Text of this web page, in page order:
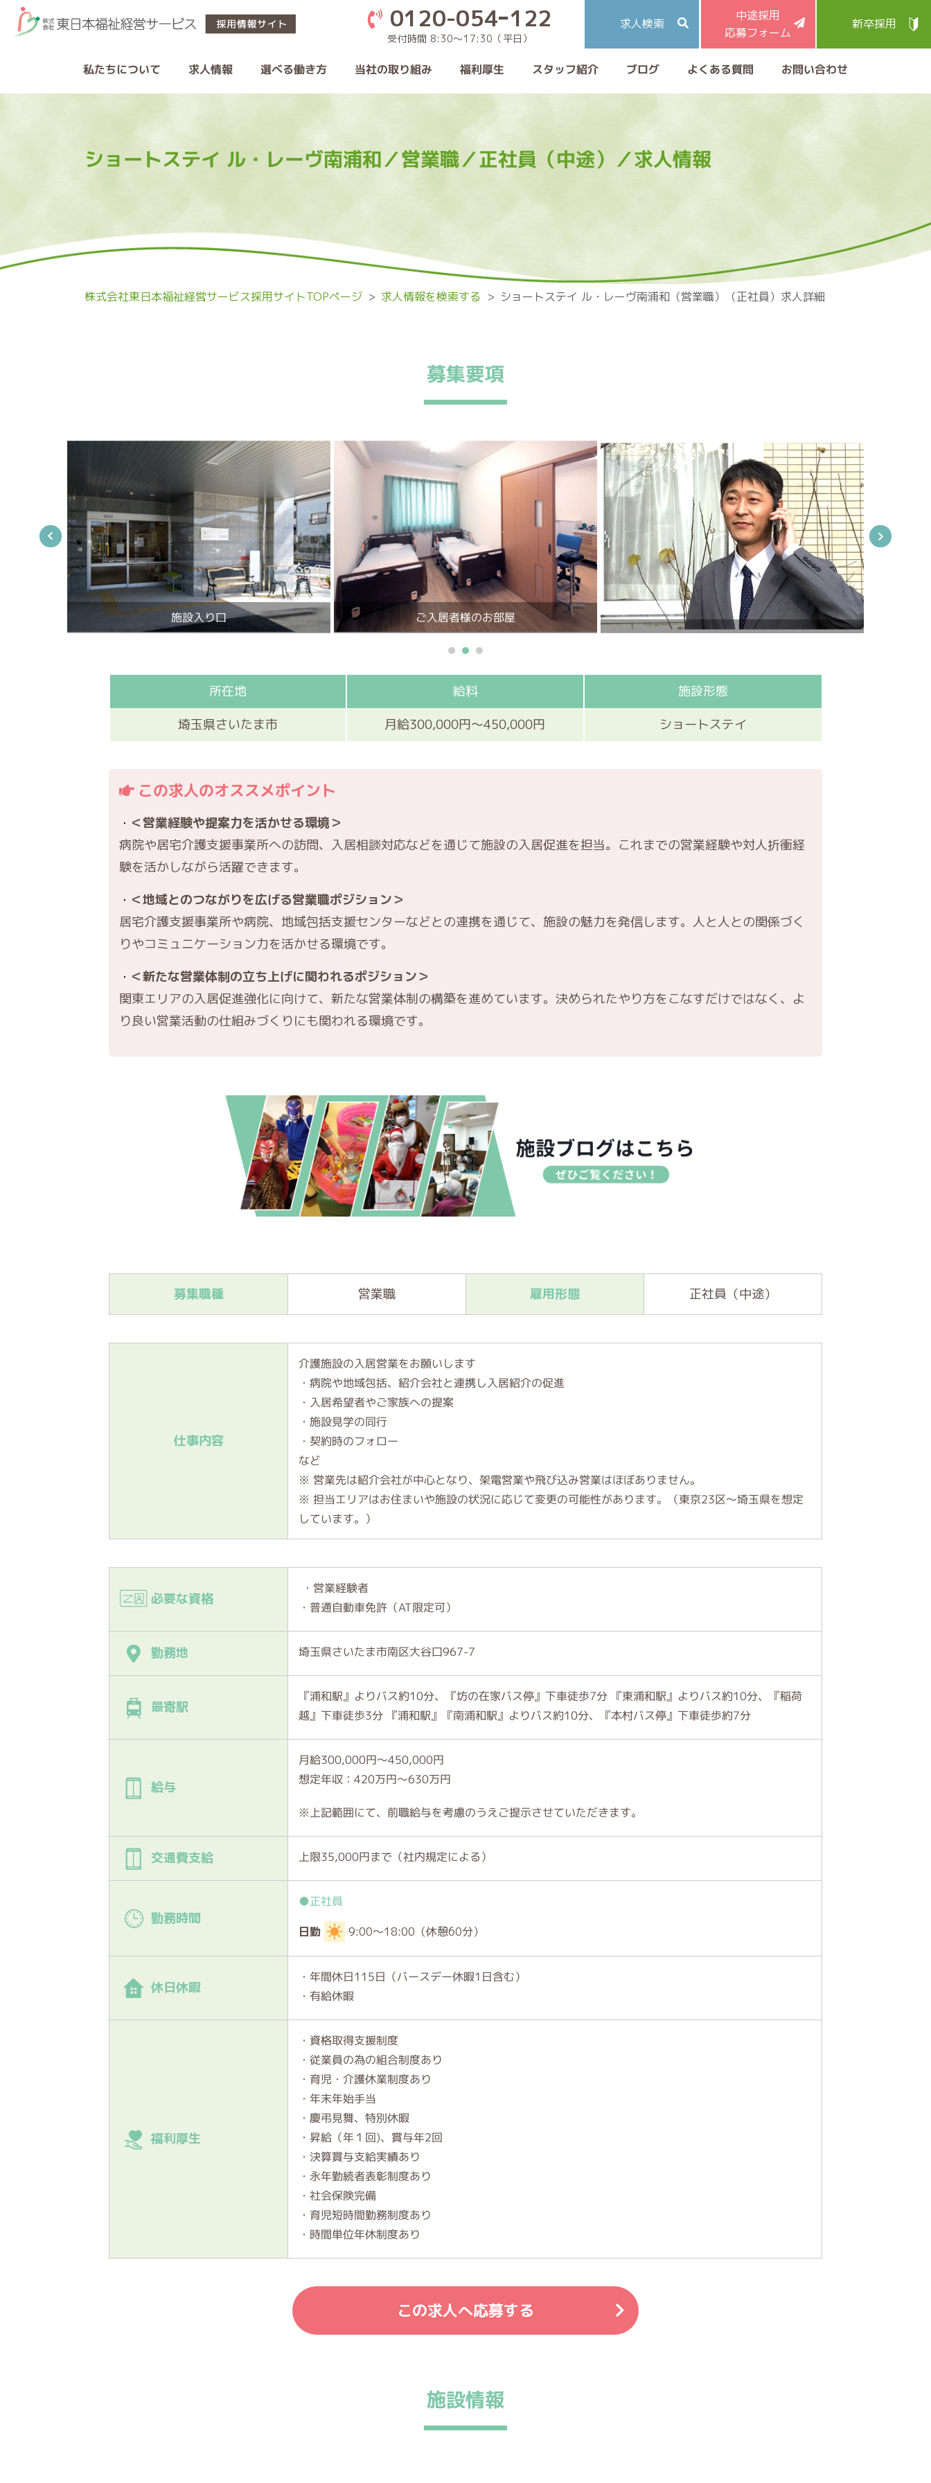
0120-054ｰ122
受付時間 8:30〜17:30（平日）
求人検索
中途採用
応募フォーム
新卒採用
私たちについて 求人情報 選べる働き方 当社の取り組み 福利厚生 スタッフ紹介 ブログ よくある質問 お問い合わせ
ショートステイ ル・レーヴ南浦和／営業職／正社員（中途）／求人情報
株式会社東日本福祉経営サービス採用サイトTOPページ 求人情報を検索する ショートステイ ル・レーヴ南浦和（営業職）（正社員）求人詳細
募集要項
施設入り口 ご入居者様のお部屋
所在地 給料
施設形態
埼玉県さいたま市
月給300,000円～450,000円 ショートステイ
この求人のオススメポイント
＜営業経験や提案力を活かせる環境＞
病院や居宅介護支援事業所への訪問、入居相談対応などを通じて施設の入居促進を担当。これまでの営業経験や対人折衝経
験を活かしながら活躍できます。
＜地域とのつながりを広げる営業職ポジション＞
居宅介護支援事業所や病院、地域包括支援センターなどとの連携を通じて、施設の魅力を発信します。人と人との関係づく
りやコミュニケーション力を活かせる環境です。
＜新たな営業体制の立ち上げに関われるポジション＞
関東エリアの入居促進強化に向けて、新たな営業体制の構築を進めています。決められたやり方をこなすだけではなく、よ
り良い営業活動の仕組みづくりにも関われる環境です。
募集職種 営業職 雇用形態 正社員（中途）
仕事内容
介護施設の入居営業をお願いします
・病院や地域包括、紹介会社と連携し入居紹介の促進
・入居希望者やご家族への提案
・施設見学の同行
・契約時のフォロー
など
※ 営業先は紹介会社が中心となり、架電営業や飛び込み営業はほぼありません。
※ 担当エリアはお住まいや施設の状況に応じて変更の可能性があります。（東京23区～埼玉県を想定
しています。）
必要な資格
・営業経験者
・普通自動車免許（AT限定可）
勤務地 埼玉県さいたま市南区大谷口967-7
最寄駅
『浦和駅』よりバス約10分、『坊の在家バス停』下車徒歩7分 『東浦和駅』よりバス約10分、『稲荷
越』下車徒歩3分 『浦和駅』『南浦和駅』よりバス約10分、『本村バス停』下車徒歩約7分
給与
月給300,000円～450,000円
想定年収：420万円～630万円
※上記範囲にて、前職給与を考慮のうえご提示させていただきます。
交通費支給 上限35,000円まで（社内規定による）
勤務時間
●正社員
日勤 9:00～18:00（休憩60分）
休日休暇
・年間休日115日（バースデー休暇1日含む）
・有給休暇
福利厚生
・資格取得支援制度
・従業員の為の組合制度あり
・育児・介護休業制度あり
・年末年始手当
・慶弔見舞、特別休暇
・昇給（年１回)、賞与年2回
・決算賞与支給実績あり
・永年勤続者表彰制度あり
・社会保険完備
・育児短時間勤務制度あり
・時間単位年休制度あり
この求人へ応募する
施設情報